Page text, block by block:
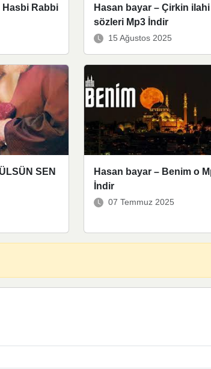
Hasbi Rabbi
Hasan bayar – Çirkin ilahi
sözleri Mp3 İndir
15 Ağustos 2025
SEN
Hasan bayar – Benim o
İndir
07 Temmuz 2025